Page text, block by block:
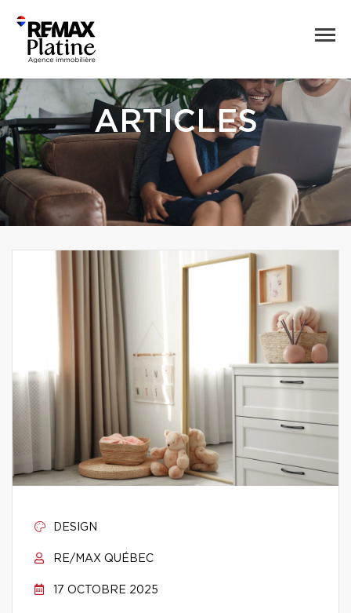
ARTICLES
DESIGN
RE/MAX QUÉBEC
17 OCTOBRE 2025